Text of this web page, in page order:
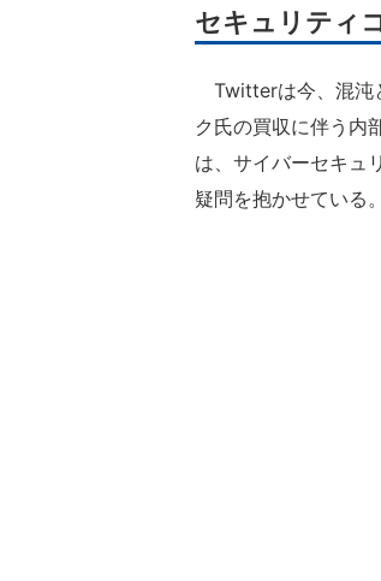
セキュリティ
Twitterは今、混沌
ク氏の買収に伴う内
は、サイバーセキュ
疑問を抱かせている。